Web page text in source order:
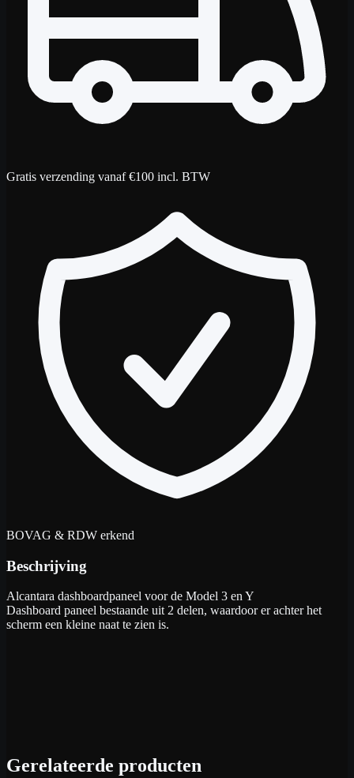
Gratis verzending vanaf €100 incl. BTW
BOVAG & RDW erkend
Beschrijving
Alcantara dashboardpaneel voor de Model 3 en Y
Dashboard paneel bestaande uit 2 delen, waardoor er achter het
scherm een kleine naat te zien is.
Gerelateerde producten